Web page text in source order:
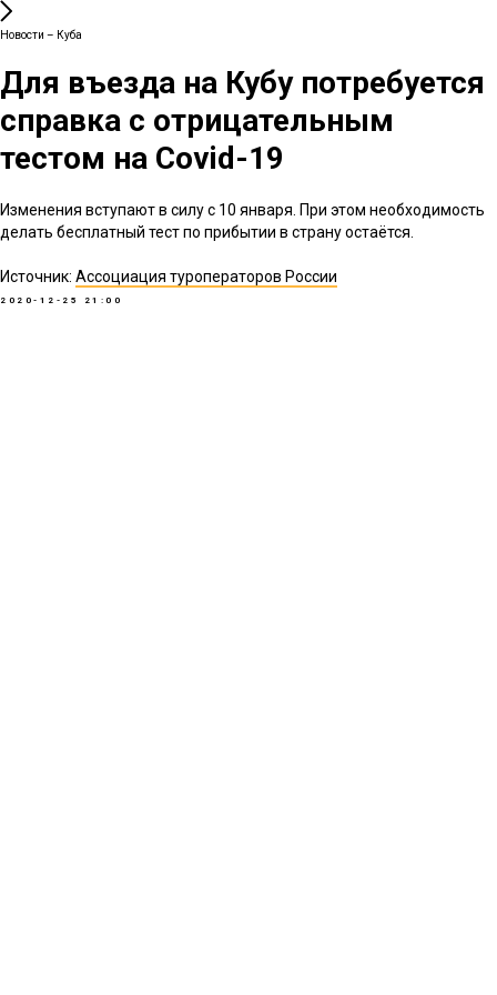
Новости – Куба
Для въезда на Кубу потребуется
справка с отрицательным
тестом на Сovid-19
Изменения вступают в силу с 10 января. При этом необходимость
делать бесплатный тест по прибытии в страну остаётся.
Источник: Ассоциация туроператоров России
2020-12-25 21:00